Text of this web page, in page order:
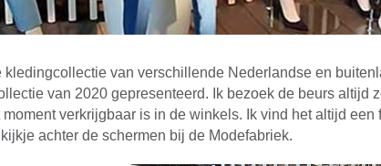
van verschillende Nederlandse en
van 2020 gepresenteerd. Ik bezoek de beurs altijd
verkrijgbaar is in de winkels. Ik vind het altijd een
achter de schermen bij de Modefabriek.